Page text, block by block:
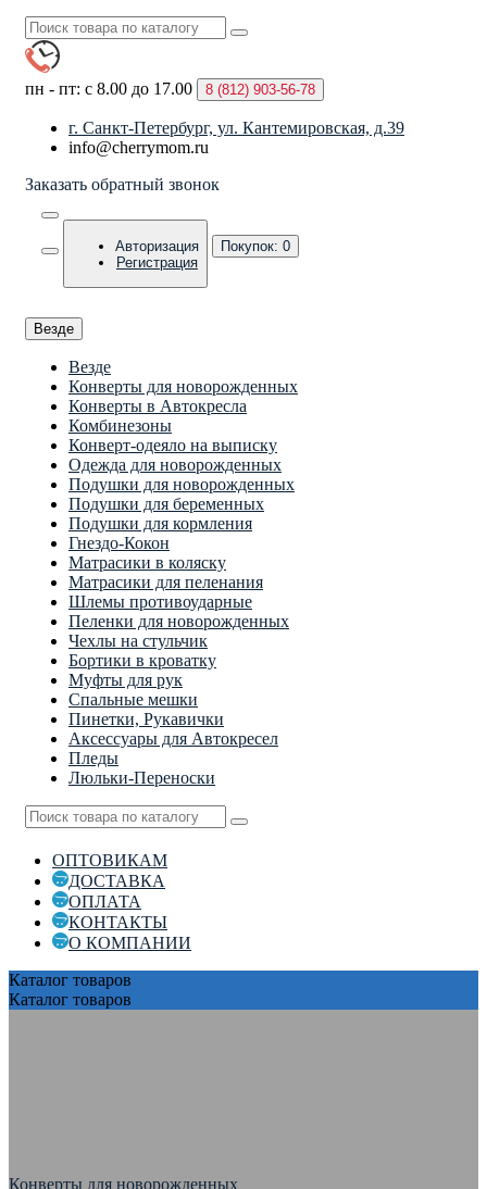
пн - пт: с 8.00 до 17.00 8 (812) 903-56-78
г. Санкт-Петербург, ул. Кантемировская, д.39
info@cherrymom.ru
Заказать обратный звонок
Авторизация
Регистрация
Покупок: 0
Везде
Везде
Конверты для новорожденных
Конверты в Автокресла
Комбинезоны
Конверт-одеяло на выписку
Одежда для новорожденных
Подушки для новорожденных
Подушки для беременных
Подушки для кормления
Гнездо-Кокон
Матрасики в коляску
Матрасики для пеленания
Шлемы противоударные
Пеленки для новорожденных
Чехлы на стульчик
Бортики в кроватку
Муфты для рук
Спальные мешки
Пинетки, Рукавички
Аксессуары для Автокресел
Пледы
Люльки-Переноски
ОПТОВИКАМ
ДОСТАВКА
ОПЛАТА
КОНТАКТЫ
О КОМПАНИИ
Каталог товаров
Каталог товаров
Конверты для новорожденных